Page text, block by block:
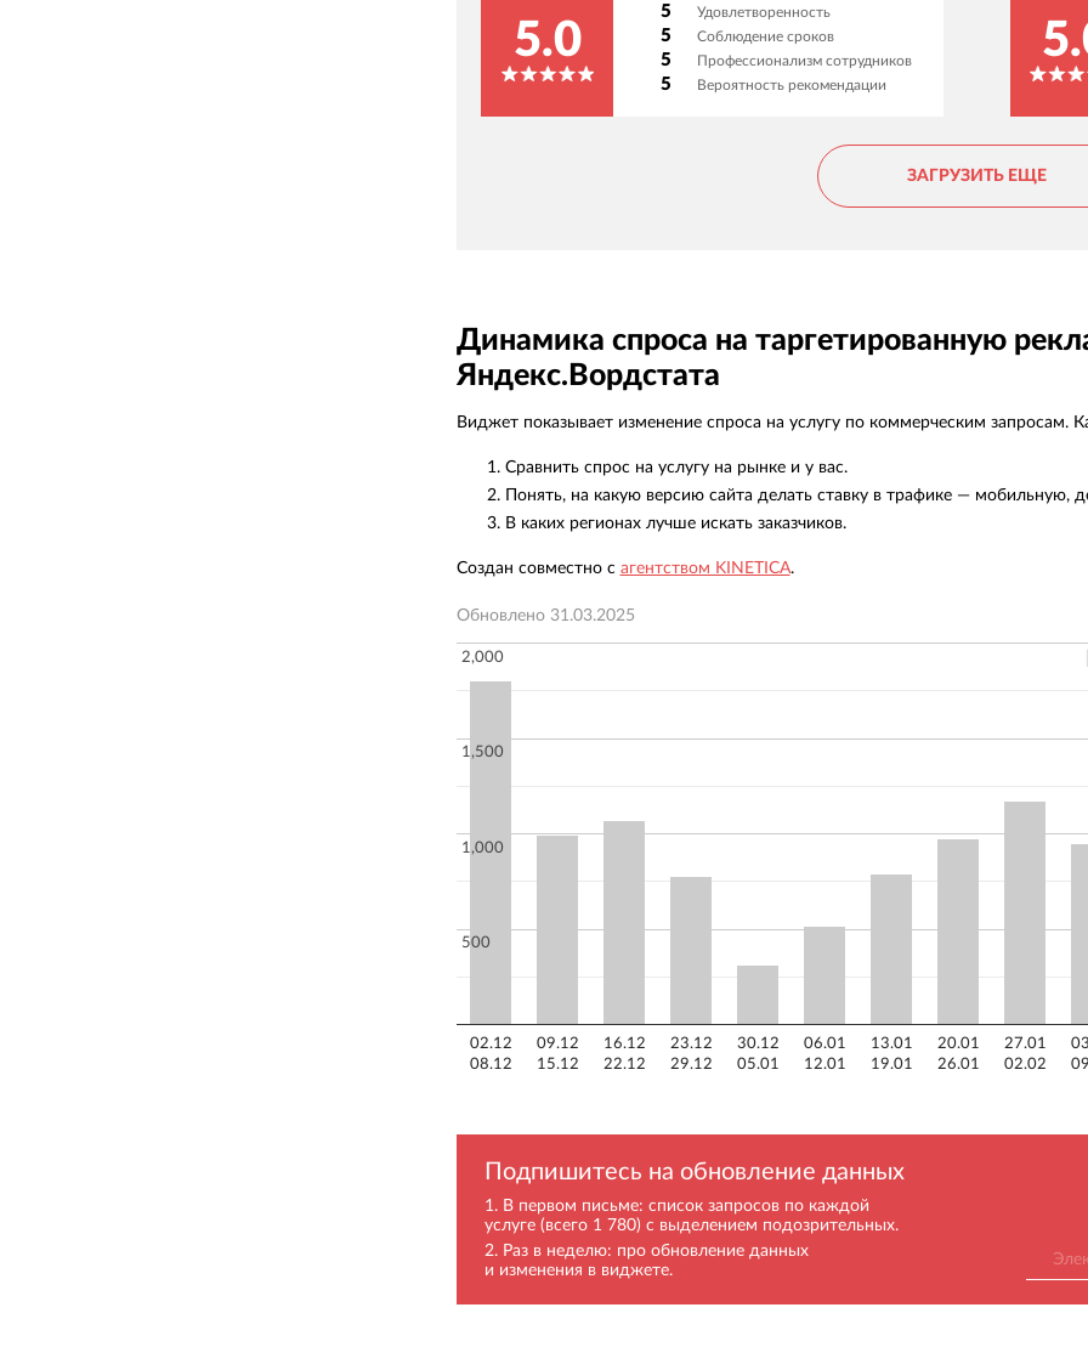
оказывают поддержку по вопросам
функционала и развития ресурсов. Все задачи
выполняются в согласованные сроки, а
партнерство и рекомендуем команду как
надежного подрядчика для поддержки и
5.0
5 Удовлетворенность
5 Соблюдение сроков
5 Профессионализм сотрудников
5 Вероятность рекомендации
ЗАГРУЗИТЬ ЕЩЕ
Динамика спроса на таргетированную
Яндекс.Вордстата
Виджет показывает изменение спроса на услугу по коммерческим запросам.
Сравнить спрос на услугу на рынке и у вас.
Понять, на какую версию сайта делать ставку в трафике — мобильную,
В каких регионах лучше искать заказчиков.
Создан совместно с агентством KINETICA.
Обновлено 31.03.2025
02.12
08.12
09.12
15.12
16.12
22.12
23.12
29.12
30.12
05.01
06.01
12.01
13.01
19.01
20.01
26.01
27.01
02.02
500
1,000
1,500
2,000
Подпишитесь на обновление данных
В первом письме: список запросов по каждой
услуге (всего 1 780) с выделением подозрительных.
Раз в неделю: про обновление данных
и изменения в виджете.